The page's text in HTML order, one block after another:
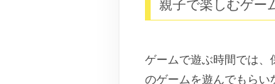
親子で楽しむゲー
ゲームで遊ぶ時間では
のゲームを遊んでもら